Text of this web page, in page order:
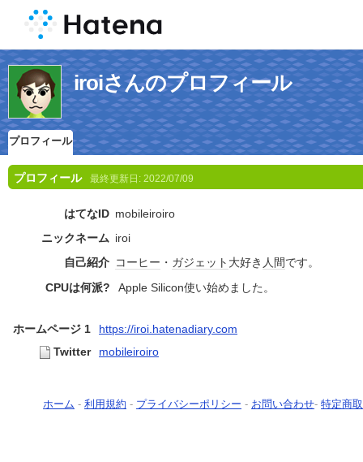
iroiさんのプロフィール
プロフィール
プロフィール 最終更新日: 2022/07/09
はてなID mobileiroiro
ニックネーム iroi
自己紹介 コーヒー ・ ガジェット 大好き 人間です。
CPUは何派?
Apple Silicon使い始めました。
ホームページ 1
https://iroi.hatenadiary.com
Twitter
mobileiroiro
ホーム - 利用規約 - プライバシーポリシー - お問い合わせ- 特定商